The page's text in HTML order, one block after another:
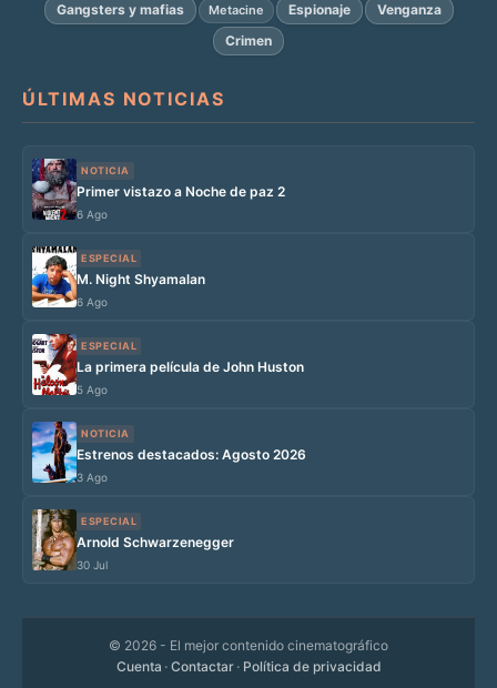
Gangsters y mafias
Metacine Espionaje
Venganza
Crimen
ÚLTIMAS NOTICIAS
NOTICIA
Primer vistazo a Noche de paz 2
6 Ago
ESPECIAL
M. Night Shyamalan
6 Ago
ESPECIAL
La primera película de John Huston
5 Ago
NOTICIA
Estrenos destacados: Agosto 2026
3 Ago
ESPECIAL
Arnold Schwarzenegger
30 Jul
© 2026 - El mejor contenido cinematográfico
Cuenta · Contactar · Política de privacidad